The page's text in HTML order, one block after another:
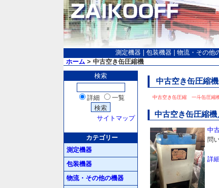
測定機器 包装機器
物流・その他
ホーム > 中古空き缶圧縮機
検索
詳細 一覧
サイトマップ
カテゴリー
測定機器
包装機器
物流・その他の機器
中古空き缶圧縮機
中古空き缶圧縮 一斗缶圧縮
中古空き缶圧縮
中
問
詳